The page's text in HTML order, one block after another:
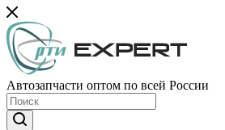
Автозапчасти оптом по всей России